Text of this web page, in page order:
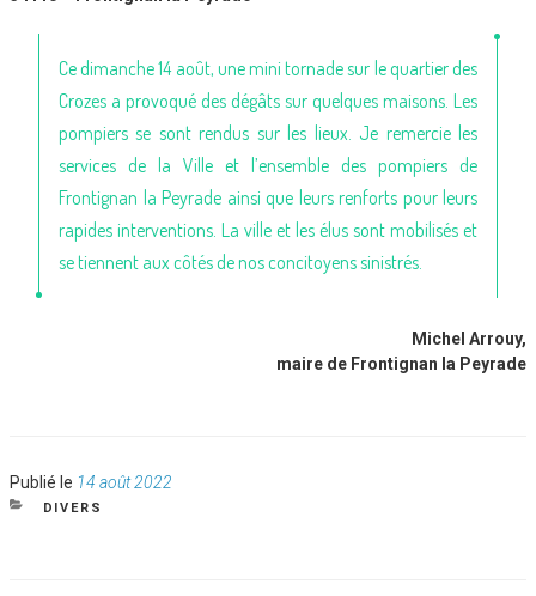
Ce dimanche 14 août, une mini tornade sur le quartier des
Crozes a provoqué des dégâts sur quelques maisons. Les
pompiers se sont rendus sur les lieux. Je remercie les
services de la Ville et l’ensemble des pompiers de
Frontignan la Peyrade ainsi que leurs renforts pour leurs
rapides interventions. La ville et les élus sont mobilisés et
se tiennent aux côtés de nos concitoyens sinistrés.
Michel Arrouy,
maire de Frontignan la Peyrade
Publié le Publié
le
14 août 2022
CATÉGORIES
DIVERS